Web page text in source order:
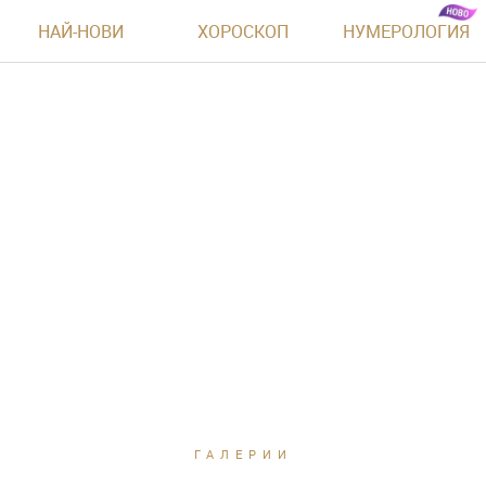
НАЙ-НОВИ ХОРОСКОП НУМЕРОЛОГИЯ
ГАЛЕРИИ